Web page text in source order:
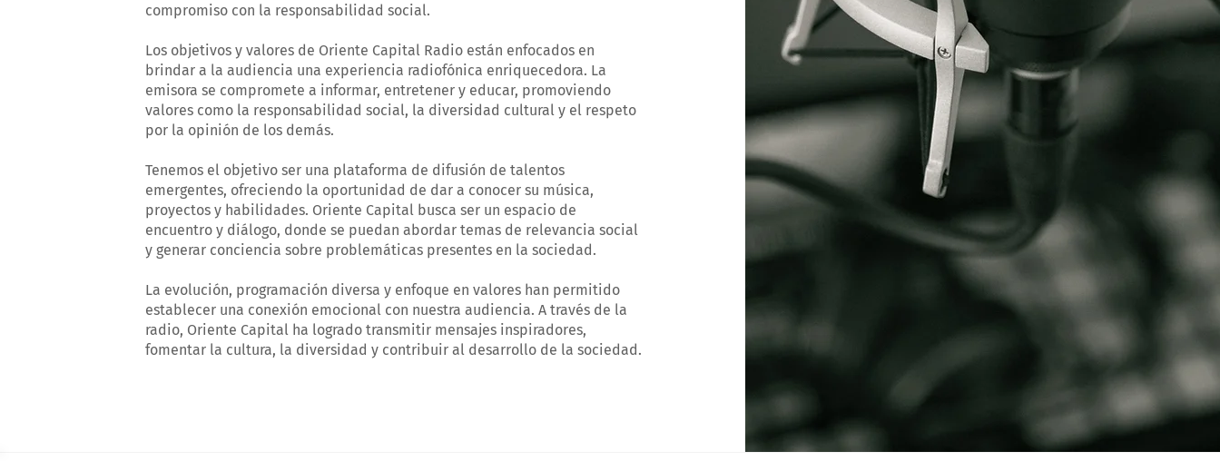
compromiso con la responsabilidad social.
Los objetivos y valores de Oriente Capital Radio están enfocados en
brindar a la audiencia una experiencia radiofónica enriquecedora. La
emisora se compromete a informar, entretener y educar, promoviendo
valores como la responsabilidad social, la diversidad cultural y el respeto
por la opinión de los demás.
Tenemos el objetivo ser una plataforma de difusión de talentos
emergentes, ofreciendo la oportunidad de dar a conocer su música,
proyectos y habilidades. Oriente Capital busca ser un espacio de
encuentro y diálogo, donde se puedan abordar temas de relevancia social
y generar conciencia sobre problemáticas presentes en la sociedad.
La evolución, programación diversa y enfoque en valores han permitido
establecer una conexión emocional con nuestra audiencia. A través de la
radio, Oriente Capital ha logrado transmitir mensajes inspiradores,
fomentar la cultura, la diversidad y contribuir al desarrollo de la sociedad.